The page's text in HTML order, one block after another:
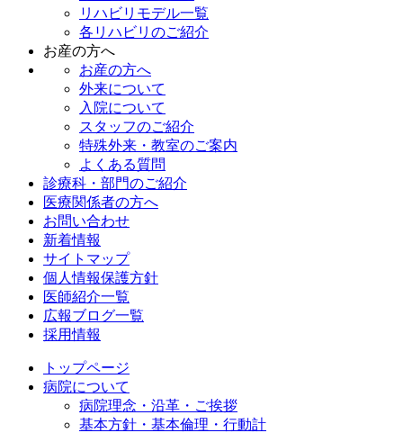
リハビリモデル一覧
各リハビリのご紹介
お産の方へ
お産の方へ
外来について
入院について
スタッフのご紹介
特殊外来・教室のご案内
よくある質問
診療科・部⾨のご紹介
医療関係者の方へ
お問い合わせ
新着情報
サイトマップ
個人情報保護方針
医師紹介一覧
広報ブログ一覧
採用情報
トップページ
病院について
病院理念・沿革・ご挨拶
基本方針・基本倫理・行動計